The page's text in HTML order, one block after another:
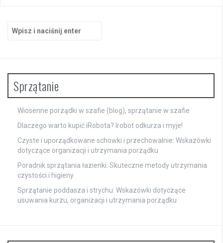
Sprzątanie
Wiosenne porządki w szafie (blog), sprzątanie w szafie
Dlaczego warto kupić iRobota? Irobot odkurza i myje!
Czyste i uporządkowane schowki i przechowalnie: Wskazówki
dotyczące organizacji i utrzymania porządku
Poradnik sprzątania łazienki: Skuteczne metody utrzymania
czystości i higieny
Sprzątanie poddasza i strychu: Wskazówki dotyczące
usuwania kurzu, organizacji i utrzymania porządku